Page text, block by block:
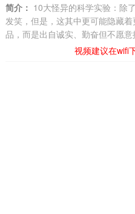
简介： 10大怪异的科学实验：除
发笑，但是，这其中更可能隐藏
品，而是出自诚实、勤奋但不愿意
视频建议在wifi